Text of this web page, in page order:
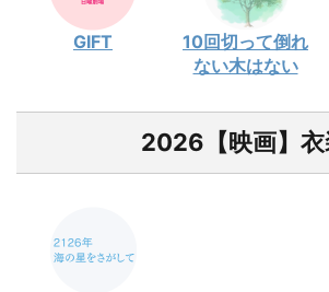
GIFT
10回切って倒れ
ない木はない
2026【映画】衣